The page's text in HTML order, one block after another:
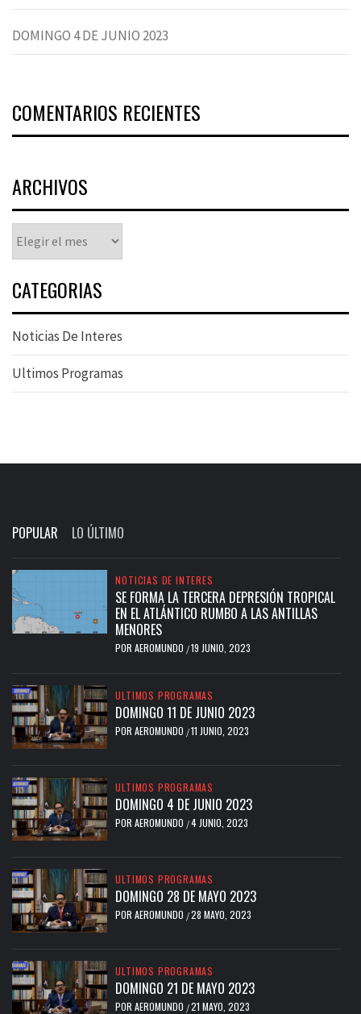
DOMINGO 4 DE JUNIO 2023
COMENTARIOS RECIENTES
ARCHIVOS
CATEGORIAS
Noticias De Interes
Ultimos Programas
POPULAR LO ÚLTIMO
NOTICIAS DE INTERES
SE FORMA LA TERCERA DEPRESIÓN TROPICAL
EN EL ATLÁNTICO RUMBO A LAS ANTILLAS
MENORES
POR AEROMUNDO /19 JUNIO, 2023
ULTIMOS PROGRAMAS
DOMINGO 11 DE JUNIO 2023
POR AEROMUNDO /11 JUNIO, 2023
ULTIMOS PROGRAMAS
DOMINGO 4 DE JUNIO 2023
POR AEROMUNDO /4 JUNIO, 2023
ULTIMOS PROGRAMAS
DOMINGO 28 DE MAYO 2023
POR AEROMUNDO /28 MAYO, 2023
ULTIMOS PROGRAMAS
DOMINGO 21 DE MAYO 2023
POR AEROMUNDO /21 MAYO, 2023